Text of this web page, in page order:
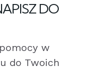
DO
w
do Twoich